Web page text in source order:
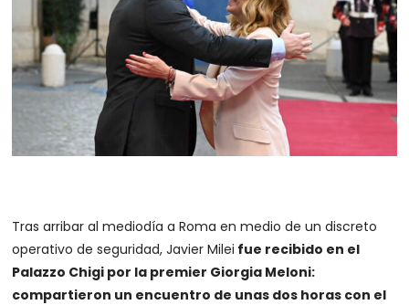
Tras arribar al mediodía a Roma en medio de un discreto
operativo de seguridad, Javier Milei fue recibido en el
Palazzo Chigi por la premier Giorgia Meloni:
compartieron un encuentro de unas dos horas con el